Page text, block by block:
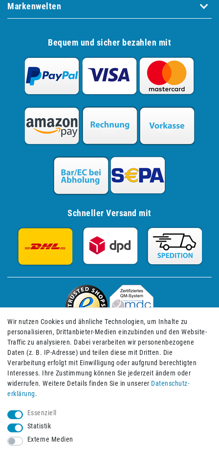
Markenwelten
Bequem und sicher bezahlen mit
Schneller Versand mit
Impressum Daten­schutz­erklärung AGB
Wir nutzen Cookies und ähnliche Technologien, um Inhalte zu
personalisieren, Drittanbieter-Medien einzubinden und den Website-
Traffic zu analysieren. Dabei verarbeiten wir personenbezogene
Daten (z. B. IP-Adresse) und teilen diese mit Dritten. Die
Verarbeitung erfolgt mit Einwilligung oder aufgrund berechtigten
Interesses. Ihre Zustimmung können Sie jederzeit ändern oder
widerrufen. Weitere Details finden Sie in unserer Daten­schutz­
erklärung.
Essenziell
Statistik
Externe Medien